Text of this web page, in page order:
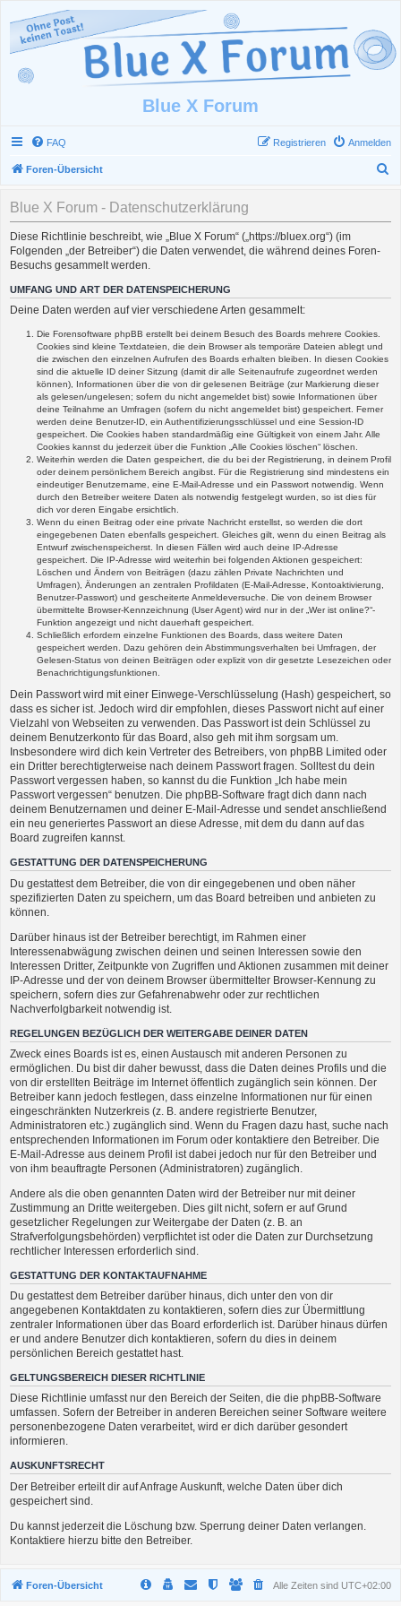
Blue X Forum
FAQ Anmelden
Registrieren
Foren-Übersicht
Blue X Forum - Datenschutzerklärung
Diese Richtlinie beschreibt, wie „Blue X Forum“ („https://bluex.org“) (im
Folgenden „der Betreiber“) die Daten verwendet, die während deines Foren-
Besuchs gesammelt werden.
UMFANG UND ART DER DATENSPEICHERUNG
Deine Daten werden auf vier verschiedene Arten gesammelt:
Die Forensoftware phpBB erstellt bei deinem Besuch des Boards mehrere Cookies.
Cookies sind kleine Textdateien, die dein Browser als temporäre Dateien ablegt und
die zwischen den einzelnen Aufrufen des Boards erhalten bleiben. In diesen Cookies
sind die aktuelle ID deiner Sitzung (damit dir alle Seitenaufrufe zugeordnet werden
können), Informationen über die von dir gelesenen Beiträge (zur Markierung dieser
als gelesen/ungelesen; sofern du nicht angemeldet bist) sowie Informationen über
deine Teilnahme an Umfragen (sofern du nicht angemeldet bist) gespeichert. Ferner
werden deine Benutzer-ID, ein Authentifizierungsschlüssel und eine Session-ID
gespeichert. Die Cookies haben standardmäßig eine Gültigkeit von einem Jahr. Alle
Cookies kannst du jederzeit über die Funktion „Alle Cookies löschen“ löschen.
Weiterhin werden die Daten gespeichert, die du bei der Registrierung, in deinem Profil
oder deinem persönlichem Bereich angibst. Für die Registrierung sind mindestens ein
eindeutiger Benutzername, eine E-Mail-Adresse und ein Passwort notwendig. Wenn
durch den Betreiber weitere Daten als notwendig festgelegt wurden, so ist dies für
dich vor deren Eingabe ersichtlich.
Wenn du einen Beitrag oder eine private Nachricht erstellst, so werden die dort
eingegebenen Daten ebenfalls gespeichert. Gleiches gilt, wenn du einen Beitrag als
Entwurf zwischenspeicherst. In diesen Fällen wird auch deine IP-Adresse
gespeichert. Die IP-Adresse wird weiterhin bei folgenden Aktionen gespeichert:
Löschen und Ändern von Beiträgen (dazu zählen Private Nachrichten und
Umfragen), Änderungen an zentralen Profildaten (E-Mail-Adresse, Kontoaktivierung,
Benutzer-Passwort) und gescheiterte Anmeldeversuche. Die von deinem Browser
übermittelte Browser-Kennzeichnung (User Agent) wird nur in der „Wer ist online?“-
Funktion angezeigt und nicht dauerhaft gespeichert.
Schließlich erfordern einzelne Funktionen des Boards, dass weitere Daten
gespeichert werden. Dazu gehören dein Abstimmungsverhalten bei Umfragen, der
Gelesen-Status von deinen Beiträgen oder explizit von dir gesetzte Lesezeichen oder
Benachrichtigungsfunktionen.
Dein Passwort wird mit einer Einwege-Verschlüsselung (Hash) gespeichert, so
dass es sicher ist. Jedoch wird dir empfohlen, dieses Passwort nicht auf einer
Vielzahl von Webseiten zu verwenden. Das Passwort ist dein Schlüssel zu
deinem Benutzerkonto für das Board, also geh mit ihm sorgsam um.
Insbesondere wird dich kein Vertreter des Betreibers, von phpBB Limited oder
ein Dritter berechtigterweise nach deinem Passwort fragen. Solltest du dein
Passwort vergessen haben, so kannst du die Funktion „Ich habe mein
Passwort vergessen“ benutzen. Die phpBB-Software fragt dich dann nach
deinem Benutzernamen und deiner E-Mail-Adresse und sendet anschließend
ein neu generiertes Passwort an diese Adresse, mit dem du dann auf das
Board zugreifen kannst.
GESTATTUNG DER DATENSPEICHERUNG
Du gestattest dem Betreiber, die von dir eingegebenen und oben näher
spezifizierten Daten zu speichern, um das Board betreiben und anbieten zu
können.
Darüber hinaus ist der Betreiber berechtigt, im Rahmen einer
Interessenabwägung zwischen deinen und seinen Interessen sowie den
Interessen Dritter, Zeitpunkte von Zugriffen und Aktionen zusammen mit deiner
IP-Adresse und der von deinem Browser übermittelter Browser-Kennung zu
speichern, sofern dies zur Gefahrenabwehr oder zur rechtlichen
Nachverfolgbarkeit notwendig ist.
REGELUNGEN BEZÜGLICH DER WEITERGABE DEINER DATEN
Zweck eines Boards ist es, einen Austausch mit anderen Personen zu
ermöglichen. Du bist dir daher bewusst, dass die Daten deines Profils und die
von dir erstellten Beiträge im Internet öffentlich zugänglich sein können. Der
Betreiber kann jedoch festlegen, dass einzelne Informationen nur für einen
eingeschränkten Nutzerkreis (z. B. andere registrierte Benutzer,
Administratoren etc.) zugänglich sind. Wenn du Fragen dazu hast, suche nach
entsprechenden Informationen im Forum oder kontaktiere den Betreiber. Die
E-Mail-Adresse aus deinem Profil ist dabei jedoch nur für den Betreiber und
von ihm beauftragte Personen (Administratoren) zugänglich.
Andere als die oben genannten Daten wird der Betreiber nur mit deiner
Zustimmung an Dritte weitergeben. Dies gilt nicht, sofern er auf Grund
gesetzlicher Regelungen zur Weitergabe der Daten (z. B. an
Strafverfolgungsbehörden) verpflichtet ist oder die Daten zur Durchsetzung
rechtlicher Interessen erforderlich sind.
GESTATTUNG DER KONTAKTAUFNAHME
Du gestattest dem Betreiber darüber hinaus, dich unter den von dir
angegebenen Kontaktdaten zu kontaktieren, sofern dies zur Übermittlung
zentraler Informationen über das Board erforderlich ist. Darüber hinaus dürfen
er und andere Benutzer dich kontaktieren, sofern du dies in deinem
persönlichen Bereich gestattet hast.
GELTUNGSBEREICH DIESER RICHTLINIE
Diese Richtlinie umfasst nur den Bereich der Seiten, die die phpBB-Software
umfassen. Sofern der Betreiber in anderen Bereichen seiner Software weitere
personenbezogene Daten verarbeitet, wird er dich darüber gesondert
informieren.
AUSKUNFTSRECHT
Der Betreiber erteilt dir auf Anfrage Auskunft, welche Daten über dich
gespeichert sind.
Du kannst jederzeit die Löschung bzw. Sperrung deiner Daten verlangen.
Kontaktiere hierzu bitte den Betreiber.
Foren-Übersicht Alle Zeiten sind UTC+02:00